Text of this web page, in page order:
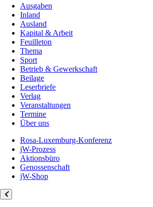
Ausgaben
Inland
Ausland
Kapital & Arbeit
Feuilleton
Thema
Sport
Betrieb & Gewerkschaft
Beilage
Leserbriefe
Verlag
Veranstaltungen
Termine
Über uns
Rosa-Luxemburg-Konferenz
jW-Prozess
Aktionsbüro
Genossenschaft
jW-Shop